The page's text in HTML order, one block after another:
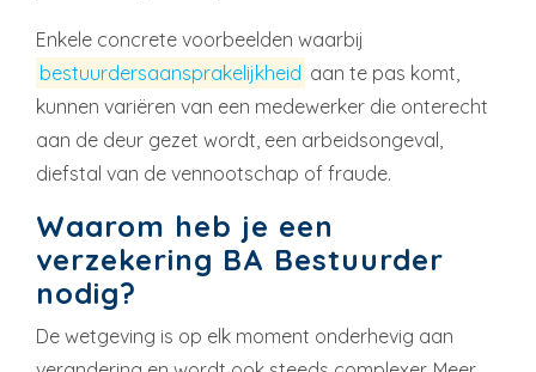
Enkele concrete voorbeelden waarbij
bestuurdersaansprakelijkheid aan te pas komt,
kunnen variëren van een medewerker die onterecht
aan de deur gezet wordt, een arbeidsongeval,
diefstal van de vennootschap of fraude.
Waarom heb je een
verzekering BA Bestuurder
nodig?
De wetgeving is op elk moment onderhevig aan